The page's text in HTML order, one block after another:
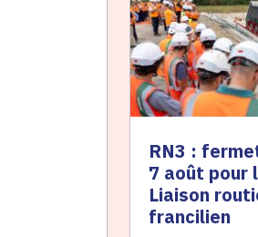
RN3 :
7 août pour
Liaison
francilien